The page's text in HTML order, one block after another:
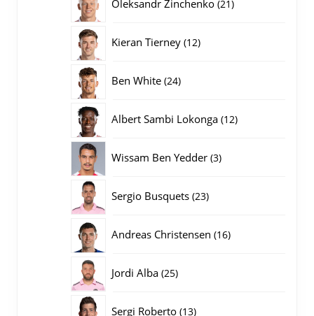
Oleksandr Zinchenko 21
Kieran Tierney 1212
Ben White 2424
Albert Sambi Lokonga 1212
Wissam Ben Yedder 33
Sergio Busquets 2323
Andreas Christensen 1616
Jordi Alba 2525
Sergi Roberto 1313